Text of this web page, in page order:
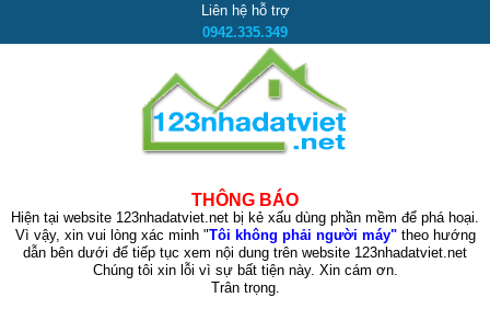
Liên hệ hỗ trợ
0942.335.349
THÔNG BÁO
Hiện tại website 123nhadatviet.net bị kẻ xấu dùng phần mềm để phá hoại.
Vì vậy, xin vui lòng xác minh "Tôi không phải người máy"theo hướng
dẫn bên dưới để tiếp tục xem nội dung trên website 123nhadatviet.net
Chúng tôi xin lỗi vì sự bất tiện này. Xin cám ơn.
Trân trọng.